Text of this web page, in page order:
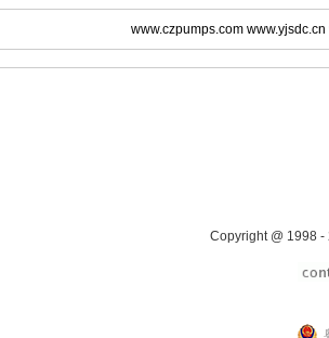
www.czpumps.com www.yjsdc.cn
Copyright @ 1998 -